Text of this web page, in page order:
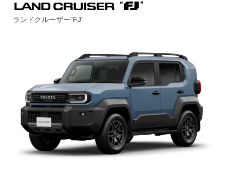
ランドクルーザー“FJ”